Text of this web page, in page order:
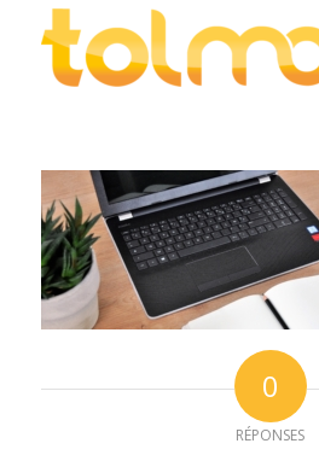
0
RÉPONSES